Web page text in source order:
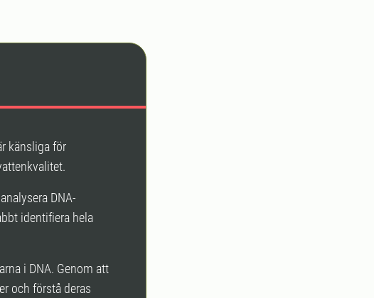
känsliga för
DNA-
identifiera hela
i DNA. Genom att
och förstå deras